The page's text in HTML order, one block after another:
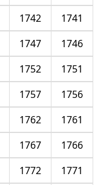
1741
1742
1746
1747
1751
1752
1756
1757
1761
1762
1766
1767
1771
1772